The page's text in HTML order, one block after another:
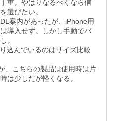
重。やはりなるべくなら信
選びたい。
案内があったが、iPhone用
導入せず。しかし手動でバ
。
込んでいるのはサイズ比較
、こちらの製品は使用時は片